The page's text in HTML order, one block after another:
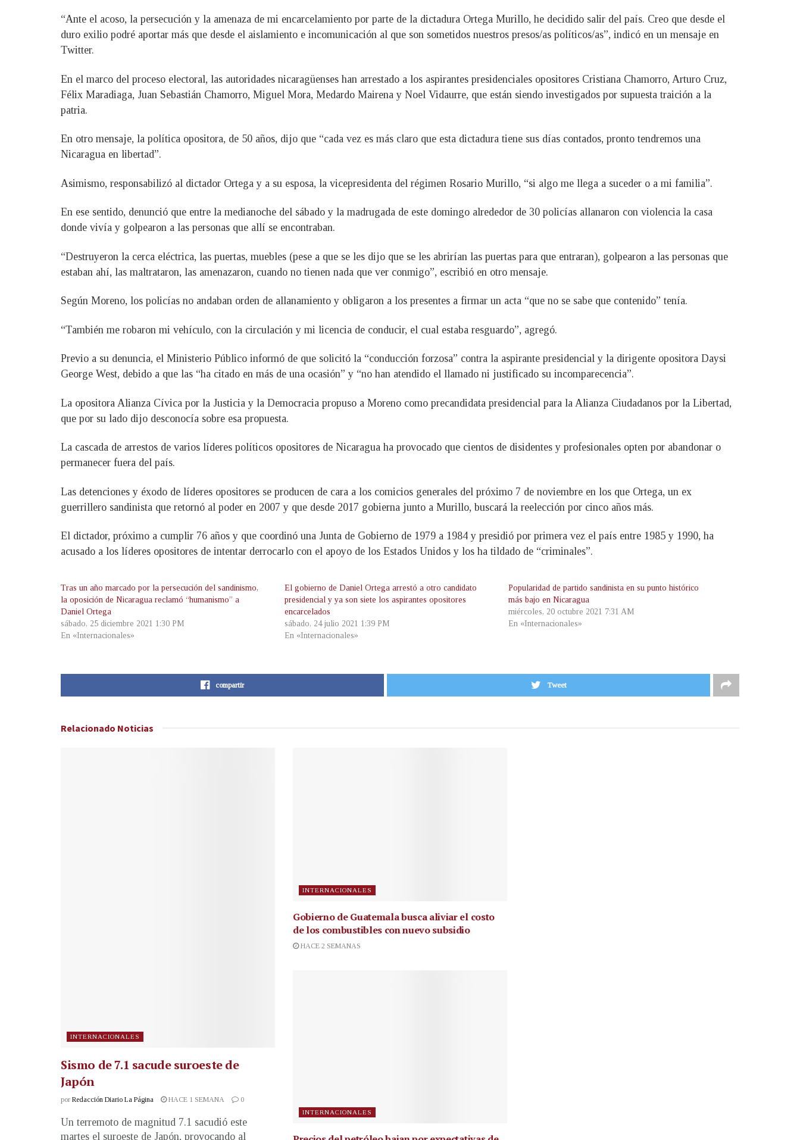
“Ante el acoso, la persecución y la amenaza de mi encarcelamiento por parte de la dictadura Ortega Murillo, he decidido salir del país. Creo que desde el
duro exilio podré aportar más que desde el aislamiento e incomunicación al que son sometidos nuestros presos/as políticos/as”, indicó en un mensaje en
Twitter.
En el marco del proceso electoral, las autoridades nicaragüenses han arrestado a los aspirantes presidenciales opositores Cristiana Chamorro, Arturo Cruz,
Félix Maradiaga, Juan Sebastián Chamorro, Miguel Mora, Medardo Mairena y Noel Vidaurre, que están siendo investigados por supuesta traición a la
patria.
En otro mensaje, la política opositora, de 50 años, dijo que “cada vez es más claro que esta dictadura tiene sus días contados, pronto tendremos una
Nicaragua en libertad”.
Asimismo, responsabilizó al dictador Ortega y a su esposa, la vicepresidenta del régimen Rosario Murillo, “si algo me llega a suceder o a mi familia”.
En ese sentido, denunció que entre la medianoche del sábado y la madrugada de este domingo alrededor de 30 policías allanaron con violencia la casa
donde vivía y golpearon a las personas que allí se encontraban.
“Destruyeron la cerca eléctrica, las puertas, muebles (pese a que se les dijo que se les abrirían las puertas para que entraran), golpearon a las personas que
estaban ahí, las maltrataron, las amenazaron, cuando no tienen nada que ver conmigo”, escribió en otro mensaje.
Según Moreno, los policías no andaban orden de allanamiento y obligaron a los presentes a firmar un acta “que no se sabe que contenido” tenía.
“También me robaron mi vehículo, con la circulación y mi licencia de conducir, el cual estaba resguardo”, agregó.
Previo a su denuncia, el Ministerio Público informó de que solicitó la “conducción forzosa” contra la aspirante presidencial y la dirigente opositora Daysi
George West, debido a que las “ha citado en más de una ocasión” y “no han atendido el llamado ni justificado su incomparecencia”.
La opositora Alianza Cívica por la Justicia y la Democracia propuso a Moreno como precandidata presidencial para la Alianza Ciudadanos por la Libertad,
que por su lado dijo desconocía sobre esa propuesta.
La cascada de arrestos de varios líderes políticos opositores de Nicaragua ha provocado que cientos de disidentes y profesionales opten por abandonar o
permanecer fuera del país.
Las detenciones y éxodo de líderes opositores se producen de cara a los comicios generales del próximo 7 de noviembre en los que Ortega, un ex
guerrillero sandinista que retornó al poder en 2007 y que desde 2017 gobierna junto a Murillo, buscará la reelección por cinco años más.
El dictador, próximo a cumplir 76 años y que coordinó una Junta de Gobierno de 1979 a 1984 y presidió por primera vez el país entre 1985 y 1990, ha
acusado a los líderes opositores de intentar derrocarlo con el apoyo de los Estados Unidos y los ha tildado de “criminales”.
Tras un año marcado por la persecución del sandinismo,
la oposición de Nicaragua reclamó “humanismo” a
Daniel Ortega
sábado, 25 diciembre 2021 1:30 PM
En «Internacionales»
El gobierno de Daniel Ortega arrestó a otro candidato
presidencial y ya son siete los aspirantes opositores
encarcelados
sábado, 24 julio 2021 1:39 PM
En «Internacionales»
Popularidad de partido sandinista en su punto histórico
más bajo en Nicaragua
miércoles, 20 octubre 2021 7:31 AM
En «Internacionales»
compartir Tweet
Relacionado Noticias
INTERNACIONALES
Sismo de 7.1 sacude suroeste de
Japón
por Redacción Diario La Página HACE 1 SEMANA 0
Un terremoto de magnitud 7.1 sacudió este
martes el suroeste de Japón, provocando al
INTERNACIONALES
Gobierno de Guatemala busca aliviar el costo
de los combustibles con nuevo subsidio
HACE 2 SEMANAS
INTERNACIONALES